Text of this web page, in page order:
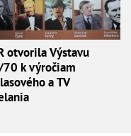
otvorila Výstavu
k výročiam
a TV